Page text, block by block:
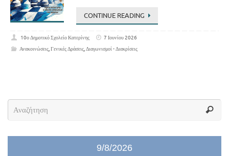
CONTINUE READING
10ο Δημοτικό Σχολείο Κατερίνης
7 Ιουνίου 2026
Ανακοινώσεις,Γενικές Δράσεις,Διαγωνισμοί - Διακρίσεις
9/8/2026